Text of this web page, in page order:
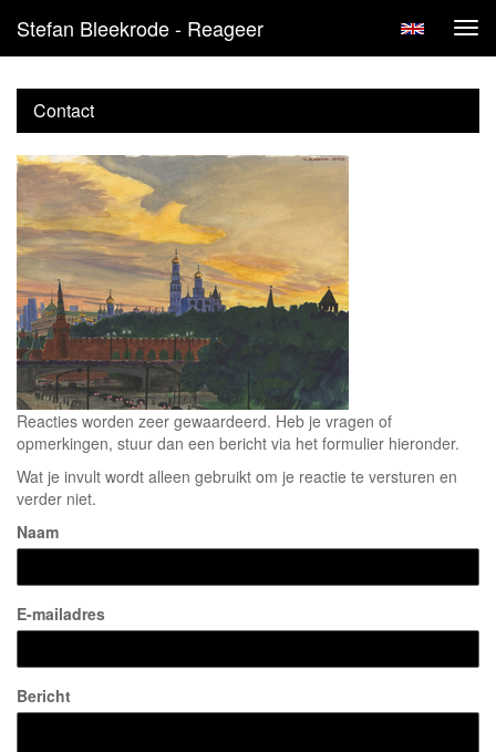
Stefan Bleekrode - Reageer
Contact
Reacties worden zeer gewaardeerd. Heb je vragen of
opmerkingen, stuur dan een bericht via het formulier hieronder.
Wat je invult wordt alleen gebruikt om je reactie te versturen en
verder niet.
Naam
E-mailadres
Bericht